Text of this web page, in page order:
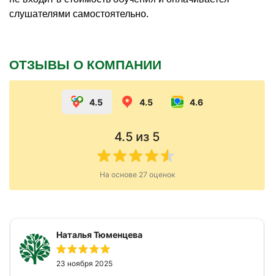
слушателями самостоятельно.
ОТЗЫВЫ О КОМПАНИИ
4.5 4.5 4.6
4.5 из 5
На основе 27 оценок
Наталья Тюменцева
23 ноября 2025